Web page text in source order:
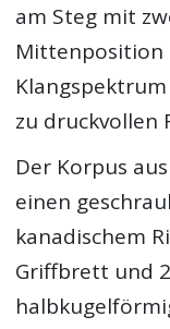
am Steg mit
Mittenposition
zu druckvollen
Der Korpus
einen
kanadischem
Griffbrett und